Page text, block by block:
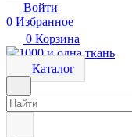
Войти
0 Избранное
0 Корзина
Каталог